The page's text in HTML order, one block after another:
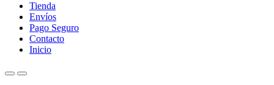
Tienda
Envíos
Pago Seguro
Contacto
Inicio